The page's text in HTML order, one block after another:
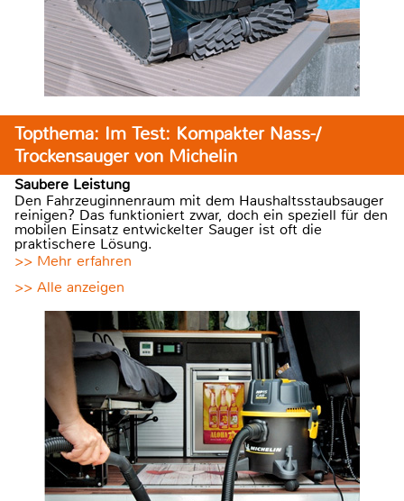
Topthema: Im Test: Kompakter Nass-/
Trockensauger von Michelin
Saubere Leistung
Den Fahrzeuginnenraum mit dem Haushaltsstaubsauger
reinigen? Das funktioniert zwar, doch ein speziell für den
mobilen Einsatz entwickelter Sauger ist oft die
praktischere Lösung.
>> Mehr erfahren
>> Alle anzeigen